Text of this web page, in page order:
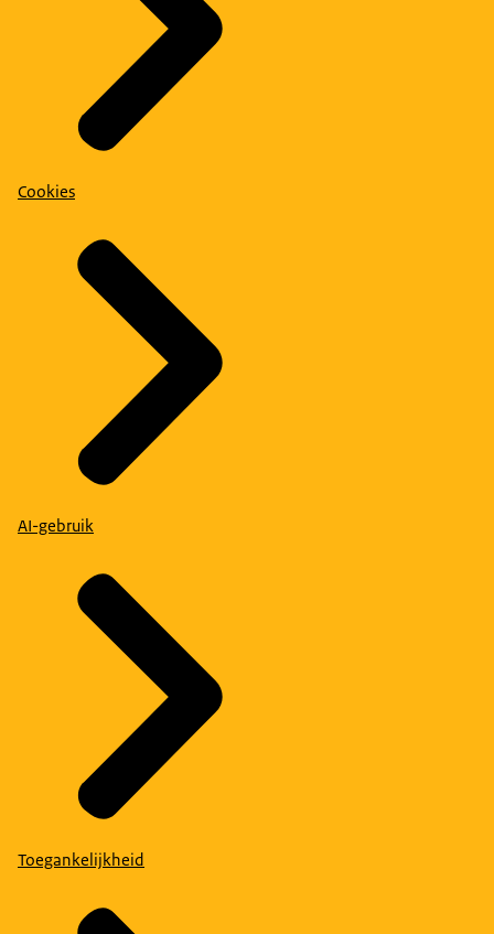
Cookies
AI-gebruik
Toegankelijkheid